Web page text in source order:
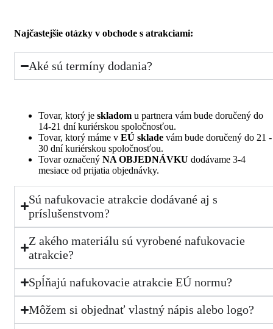
Najčastejšie otázky v obchode s atrakciami:
Aké sú termíny dodania?
Tovar, ktorý je skladom u partnera vám bude doručený do
14-21 dní kuriérskou spoločnosťou.
Tovar, ktorý máme v EÚ sklade vám bude doručený do 21 -
30 dní kuriérskou spoločnosťou.
Tovar označený NA OBJEDNÁVKU dodávame 3-4
mesiace od prijatia objednávky.
Sú nafukovacie atrakcie dodávané aj s
príslušenstvom?
Z akého materiálu sú vyrobené nafukovacie
atrakcie?
Spĺňajú nafukovacie atrakcie EÚ normu?
Môžem si objednať vlastný nápis alebo logo?